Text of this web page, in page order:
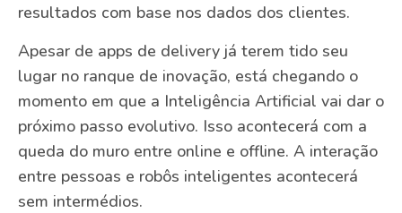
resultados com base nos dados dos clientes.
Apesar de apps de delivery já terem tido seu
lugar no ranque de inovação, está chegando o
momento em que a Inteligência Artificial vai dar o
próximo passo evolutivo. Isso acontecerá com a
queda do muro entre online e offline. A interação
entre pessoas e robôs inteligentes acontecerá
sem intermédios.